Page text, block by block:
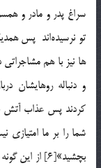
سراغ پدر و مادر و
ها نيز با هم
و دنباله روهايشان
کردند پس عذاب آتش دو
شما را بر ما
بچشيد»[6] از